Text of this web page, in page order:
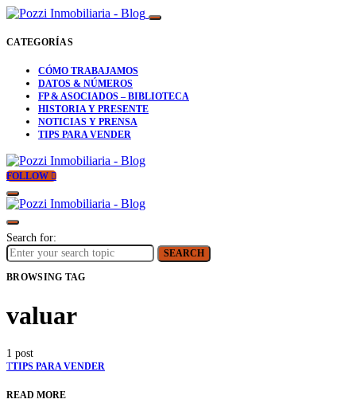
CATEGORÍAS
CÓMO TRABAJAMOS
DATOS & NÚMEROS
FP & ASOCIADOS – BIBLIOTECA
HISTORIA Y PRESENTE
NOTICIAS Y PRENSA
TIPS PARA VENDER
FOLLOW
Search for:
SEARCH
BROWSING TAG
valuar
1 post
TTIPS PARA VENDER
READ MORE